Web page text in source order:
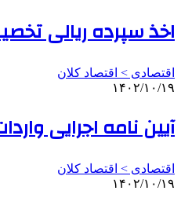
اخذ سپرده ریالی
اقتصادی > اقتصاد کلان
۱۴۰۲/۱۰/۱۹
آیین نامه اجرایی
اقتصادی > اقتصاد کلان
۱۴۰۲/۱۰/۱۹